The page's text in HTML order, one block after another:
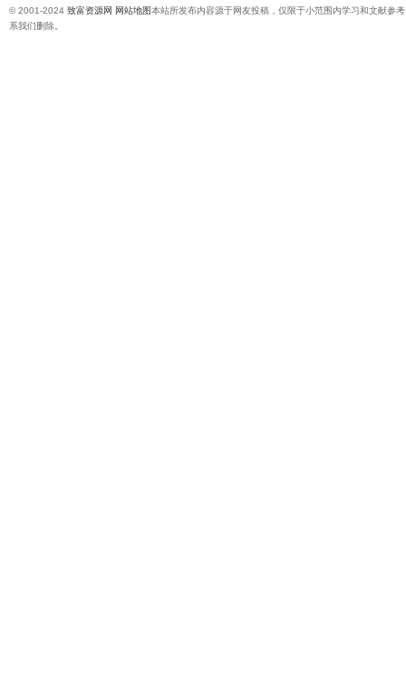
© 2001-2024 致富资源网 网站地图本站所发布内容源于网友投稿，仅限于小范围内学习和文献参
系我们删除。